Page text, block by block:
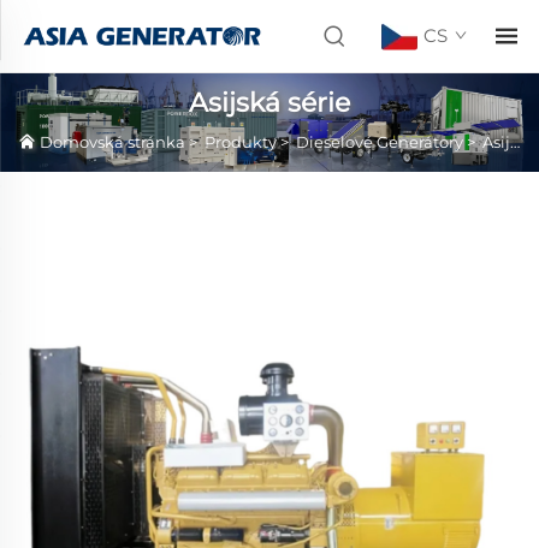
CS
Asijská série
Domovská stránka>Produkty>Dieselové Generátory >Asijská série